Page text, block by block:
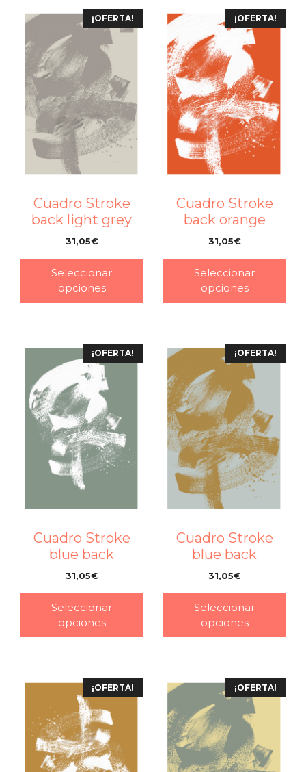
¡OFERTA!
Cuadro Stroke
back light grey
31,05€
Seleccionar
opciones
¡OFERTA!
Cuadro Stroke
back orange
31,05€
Seleccionar
opciones
¡OFERTA!
Cuadro Stroke
blue back
31,05€
Seleccionar
opciones
¡OFERTA!
Cuadro Stroke
blue back
31,05€
Seleccionar
opciones
¡OFERTA! ¡OFERTA!